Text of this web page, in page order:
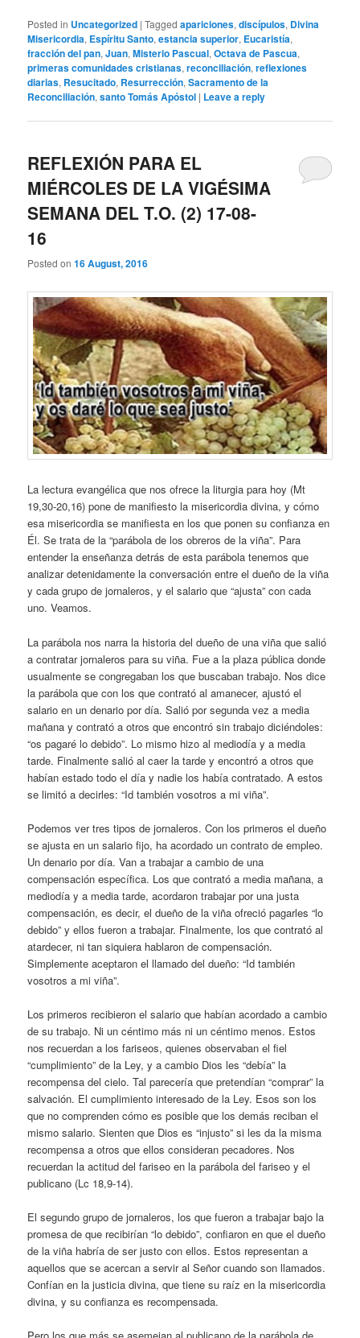
Posted in Uncategorized |Tagged apariciones,discípulos, Divina
Misericordia, Espíritu Santo,estancia superior, Eucaristía,
fracción del pan,Juan,Misterio Pascual,Octava de Pascua,
primeras comunidades cristianas,reconciliación,reflexiones
diarias, Resucitado, Resurrección,Sacramento de la
Reconciliación,santo Tomás Apóstol | Leave a reply
REFLEXIÓN PARA EL
MIÉRCOLES DE LA VIGÉSIMA
SEMANA DEL T.O. (2) 17-08-
16
Posted on16 August, 2016
La lectura evangélica que nos ofrece la liturgia para hoy (Mt
19,30-20,16) pone de manifiesto la misericordia divina, y cómo
esa misericordia se manifiesta en los que ponen su confianza en
Él. Se trata de la “parábola de los obreros de la viña”. Para
entender la enseñanza detrás de esta parábola tenemos que
analizar detenidamente la conversación entre el dueño de la viña
y cada grupo de jornaleros, y el salario que “ajusta” con cada
uno. Veamos.
La parábola nos narra la historia del dueño de una viña que salió
a contratar jornaleros para su viña. Fue a la plaza pública donde
usualmente se congregaban los que buscaban trabajo. Nos dice
la parábola que con los que contrató al amanecer, ajustó el
salario en un denario por día. Salió por segunda vez a media
mañana y contrató a otros que encontró sin trabajo diciéndoles:
“os pagaré lo debido”. Lo mismo hizo al mediodía y a media
tarde. Finalmente salió al caer la tarde y encontró a otros que
habían estado todo el día y nadie los había contratado. A estos
se limitó a decirles: “Id también vosotros a mi viña”.
Podemos ver tres tipos de jornaleros. Con los primeros el dueño
se ajusta en un salario fijo, ha acordado un contrato de empleo.
Un denario por día. Van a trabajar a cambio de una
compensación específica. Los que contrató a media mañana, a
mediodía y a media tarde, acordaron trabajar por una justa
compensación, es decir, el dueño de la viña ofreció pagarles “lo
debido” y ellos fueron a trabajar. Finalmente, los que contrató al
atardecer, ni tan siquiera hablaron de compensación.
Simplemente aceptaron el llamado del dueño: “Id también
vosotros a mi viña”.
Los primeros recibieron el salario que habían acordado a cambio
de su trabajo. Ni un céntimo más ni un céntimo menos. Estos
nos recuerdan a los fariseos, quienes observaban el fiel
“cumplimiento” de la Ley, y a cambio Dios les “debía” la
recompensa del cielo. Tal parecería que pretendían “comprar” la
salvación. El cumplimiento interesado de la Ley. Esos son los
que no comprenden cómo es posible que los demás reciban el
mismo salario. Sienten que Dios es “injusto” si les da la misma
recompensa a otros que ellos consideran pecadores. Nos
recuerdan la actitud del fariseo en la parábola del fariseo y el
publicano (Lc 18,9-14).
El segundo grupo de jornaleros, los que fueron a trabajar bajo la
promesa de que recibirían “lo debido”, confiaron en que el dueño
de la viña habría de ser justo con ellos. Estos representan a
aquellos que se acercan a servir al Señor cuando son llamados.
Confían en la justicia divina, que tiene su raíz en la misericordia
divina, y su confianza es recompensada.